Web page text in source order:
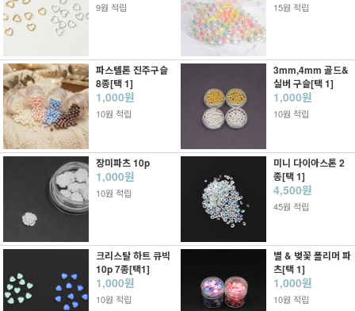
9원 적립 15원 적립
파스텔톤 진주구슬
8종[택 1]
1,000원
10원 적립
3mm,4mm 골드&
실버 구슬[택 1]
1,000원
10원 적립
장미파츠 10p
1,000원
10원 적립
미니 다이아스톤 2
종[택 1]
4,500원
45원 적립
크리스탈 하트 큐빅
10p 7종[택1]
1,000원
10원 적립
별 & 벚꽃 폴리머 파
츠[택 1]
1,000원
10원 적립